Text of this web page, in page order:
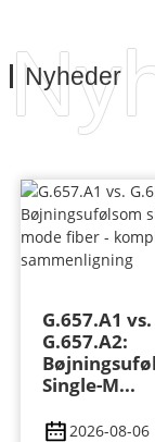
Nyheder
G.657.A1 vs.
G.657.A2:
Single-M...
2026-08-06